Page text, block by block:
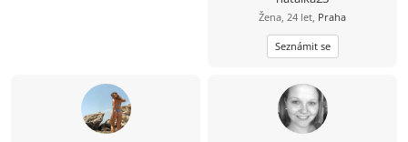
Žena, 24 let, Praha
Seznámit se